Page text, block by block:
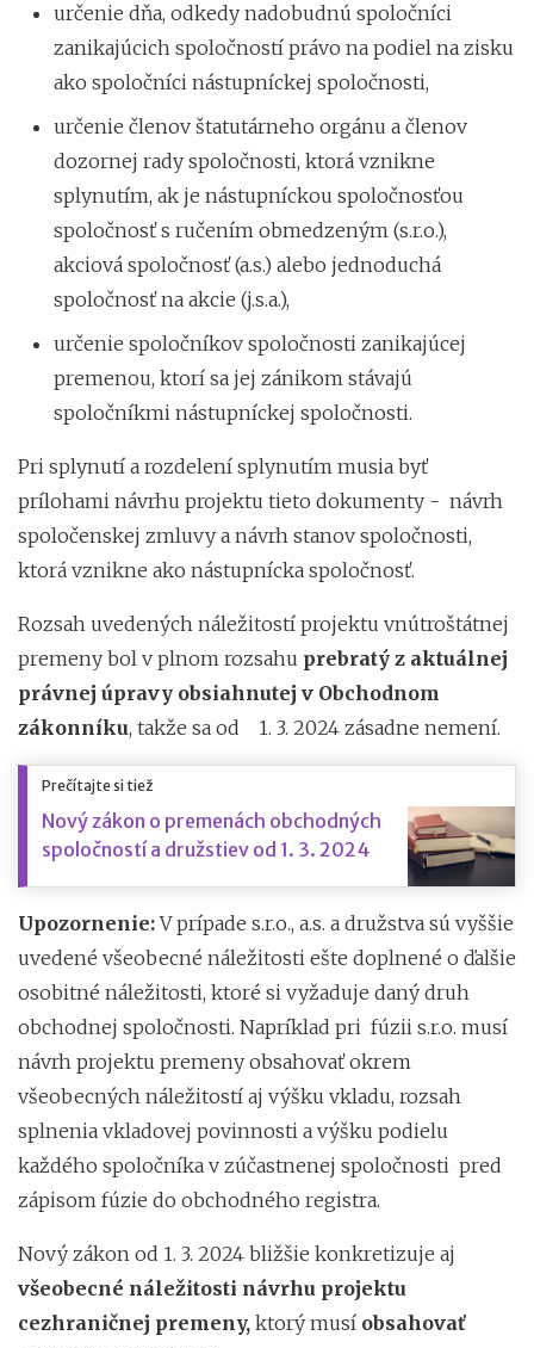
určenie dňa, odkedy nadobudnú spoločníci
zanikajúcich spoločností právo na podiel na zisku
ako spoločníci nástupníckej spoločnosti,
určenie členov štatutárneho orgánu a členov
dozornej rady spoločnosti, ktorá vznikne
splynutím, ak je nástupníckou spoločnosťou
spoločnosť s ručením obmedzeným (s.r.o.),
akciová spoločnosť (a.s.) alebo jednoduchá
spoločnosť na akcie (j.s.a.),
určenie spoločníkov spoločnosti zanikajúcej
premenou, ktorí sa jej zánikom stávajú
spoločníkmi nástupníckej spoločnosti.
Pri splynutí a rozdelení splynutím musia byť
prílohami návrhu projektu tieto dokumenty - návrh
spoločenskej zmluvy a návrh stanov spoločnosti,
ktorá vznikne ako nástupnícka spoločnosť.
Rozsah uvedených náležitostí projektu vnútroštátnej
premeny bol v plnom rozsahu prebratý z aktuálnej
právnej úpravy obsiahnutej v Obchodnom
zákonníku, takže sa od 1. 3. 2024 zásadne nemení.
Prečítajte si tiež
Nový zákon o premenách obchodných
spoločností a družstiev od 1. 3. 2024
Upozornenie:V prípade s.r.o., a.s. a družstva sú vyššie
uvedené všeobecné náležitosti ešte doplnené o ďalšie
osobitné náležitosti, ktoré si vyžaduje daný druh
obchodnej spoločnosti. Napríklad pri fúzii s.r.o. musí
návrh projektu premeny obsahovať okrem
všeobecných náležitostí aj výšku vkladu, rozsah
splnenia vkladovej povinnosti a výšku podielu
každého spoločníka v zúčastnenej spoločnosti pred
zápisom fúzie do obchodného registra.
Nový zákon od 1. 3. 2024 bližšie konkretizuje aj
všeobecné náležitosti návrhu projektu
cezhraničnej premeny, ktorý musí obsahovať